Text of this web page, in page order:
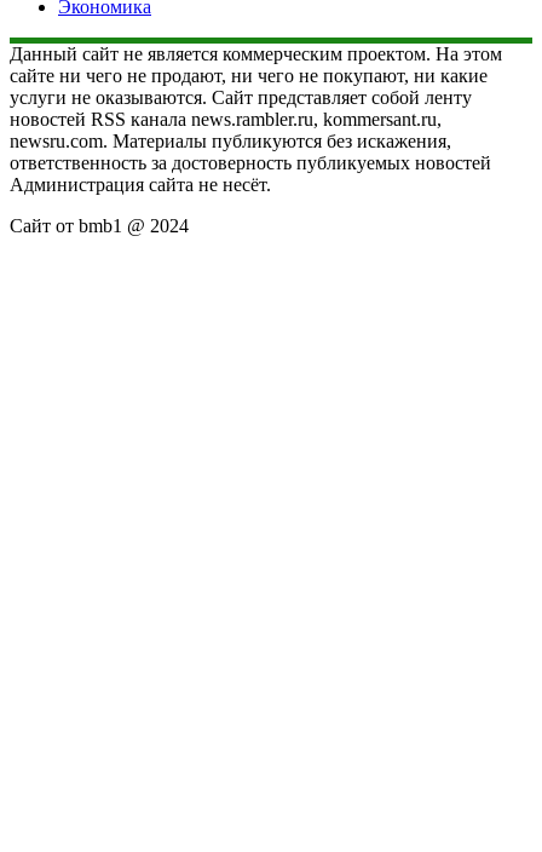
Экономика
Данный сайт не является коммерческим проектом. На этом
сайте ни чего не продают, ни чего не покупают, ни какие
услуги не оказываются. Сайт представляет собой ленту
новостей RSS канала news.rambler.ru, kommersant.ru,
newsru.com. Материалы публикуются без искажения,
ответственность за достоверность публикуемых новостей
Администрация сайта не несёт.
Сайт от bmb1 @ 2024